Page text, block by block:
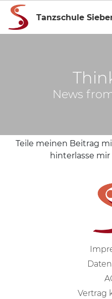
Tanzschule
News
Teile meinen Beitrag
hinterlasse
Vertrag